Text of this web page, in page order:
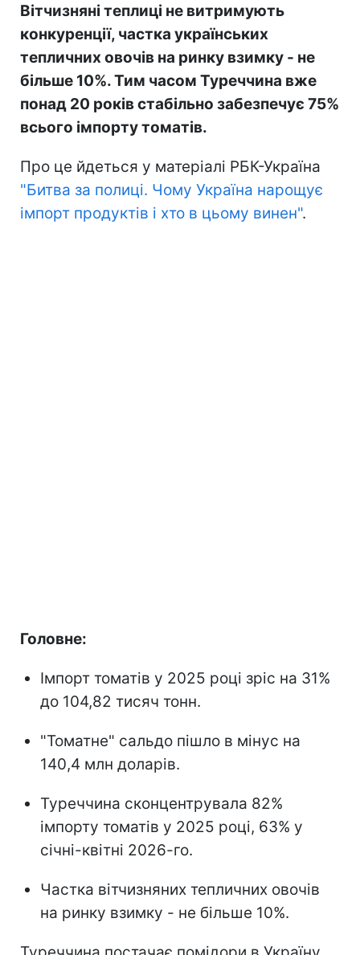
Вітчизняні теплиці не витримують
конкуренції, частка українських
тепличних овочів на ринку взимку - не
більше 10%. Тим часом Туреччина вже
понад 20 років стабільно забезпечує 75%
всього імпорту томатів.
Про це йдеться у матеріалі РБК-Україна
"Битва за полиці. Чому Україна нарощує
імпорт продуктів і хто в цьому винен".
Головне:
Імпорт томатів у 2025 році зріс на 31%
до 104,82 тисяч тонн.
"Томатне" сальдо пішло в мінус на
140,4 млн доларів.
Туреччина сконцентрувала 82%
імпорту томатів у 2025 році, 63% у
січні-квітні 2026-го.
Частка вітчизняних тепличних овочів
на ринку взимку - не більше 10%.